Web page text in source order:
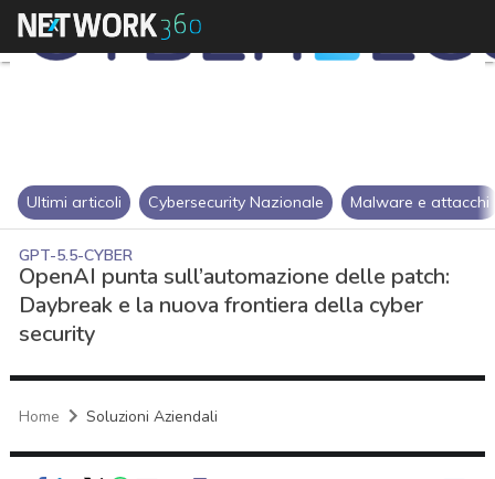
Ultimi articoli Cybersecurity Nazionale Malware e attacchi
GPT-5.5-CYBER
OpenAI punta sull’automazione delle patch:
Daybreak e la nuova frontiera della cyber
security
Home Soluzioni Aziendali